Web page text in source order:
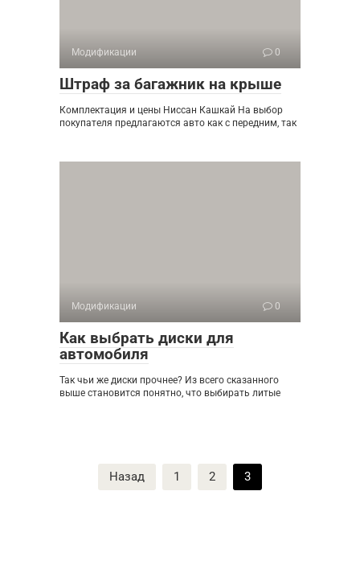
Модификации 0
Штраф за багажник на крыше
Комплектация и цены Ниссан Кашкай На выбор
покупателя предлагаются авто как с передним, так
Модификации 0
Как выбрать диски для
автомобиля
Так чьи же диски прочнее? Из всего сказанного
выше становится понятно, что выбирать литые
Назад 1 2 3